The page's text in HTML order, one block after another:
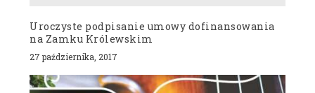
Uroczyste podpisanie umowy dofinansowania
na Zamku Królewskim
27 października, 2017